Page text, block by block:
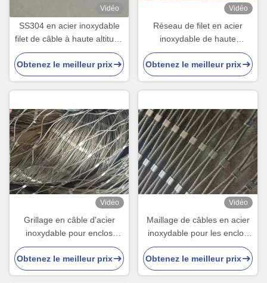
Vidéo
SS304 en acier inoxydable
filet de câble à haute altitude
anti chute
Obtenez le meilleur prix
Vidéo
Réseau de filet en acier
inoxydable de haute
résistance Taille
personnalisée pour la
sécurité du zoo
Obtenez le meilleur prix
Vidéo
Grillage en câble d'acier
inoxydable pour enclos
d'oiseaux et de perroquets
de zoo
Obtenez le meilleur prix
Vidéo
Maillage de câbles en acier
inoxydable pour les enclos
pour animaux de zoo et la
protection du jardin
Obtenez le meilleur prix